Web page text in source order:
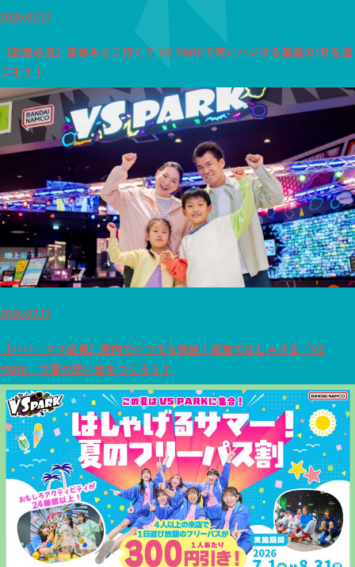
2026.07.17
【若者必見】夏休みどこ行く？ VS PARKで笑いハジける最高の1日を過
ごそう！
2026.07.17
【パパ・ママ必見】屋内でいつでも快適！家族ではしゃげる「VS
PARK」で夏の思い出をつくろう！